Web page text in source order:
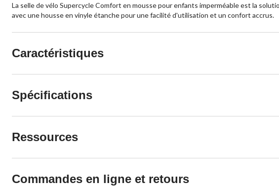
La selle de vélo Supercycle Comfort en mousse pour enfants imperméable est la
avec une housse en vinyle étanche pour une facilité d'utilisation et un confort accrus.
Caractéristiques
Spécifications
Ressources
Commandes en ligne et retours